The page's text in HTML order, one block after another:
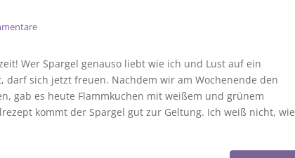
Wer Spargel genauso liebt wie ich und Lust auf ein
darf sich jetzt freuen. Nachdem wir am Wochenende den
gab es heute Flammkuchen mit weißem und grünem
kommt der Spargel gut zur Geltung. Ich weiß nicht, wie